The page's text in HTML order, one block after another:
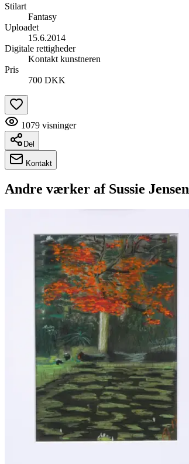
Stilart
Fantasy
Uploadet
15.6.2014
Digitale rettigheder
Kontakt kunstneren
Pris
700 DKK
1079 visninger
Del
Kontakt
Andre værker af Sussie Jensen